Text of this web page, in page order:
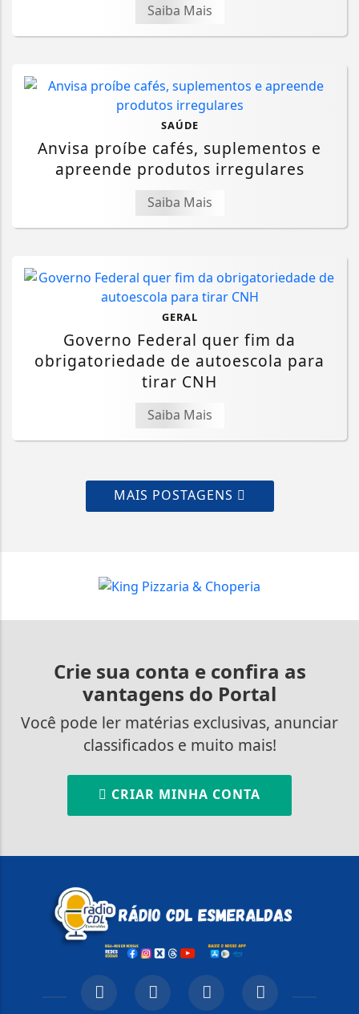
Saiba Mais
SAÚDE
Anvisa proíbe cafés, suplementos e
apreende produtos irregulares
Saiba Mais
GERAL
Governo Federal quer fim da
obrigatoriedade de autoescola para
tirar CNH
Saiba Mais
MAIS POSTAGENS
Crie sua conta e confira as
vantagens do Portal
Você pode ler matérias exclusivas, anunciar
classificados e muito mais!
CRIAR MINHA CONTA